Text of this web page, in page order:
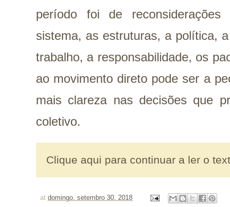
período foi de
sistema, as estruturas, a política,
trabalho, a responsabilidade, os
ao movimento direto pode ser a
mais clareza nas decisões que
coletivo.
Clique aqui para continuar a ler o
at domingo, setembro 30, 2018